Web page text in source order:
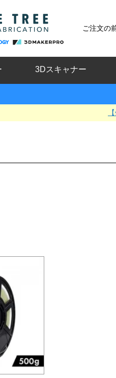
ご注文の
3Dスキャナー